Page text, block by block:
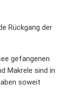
Rückgang der
gefangenen
Makrele sind in
soweit